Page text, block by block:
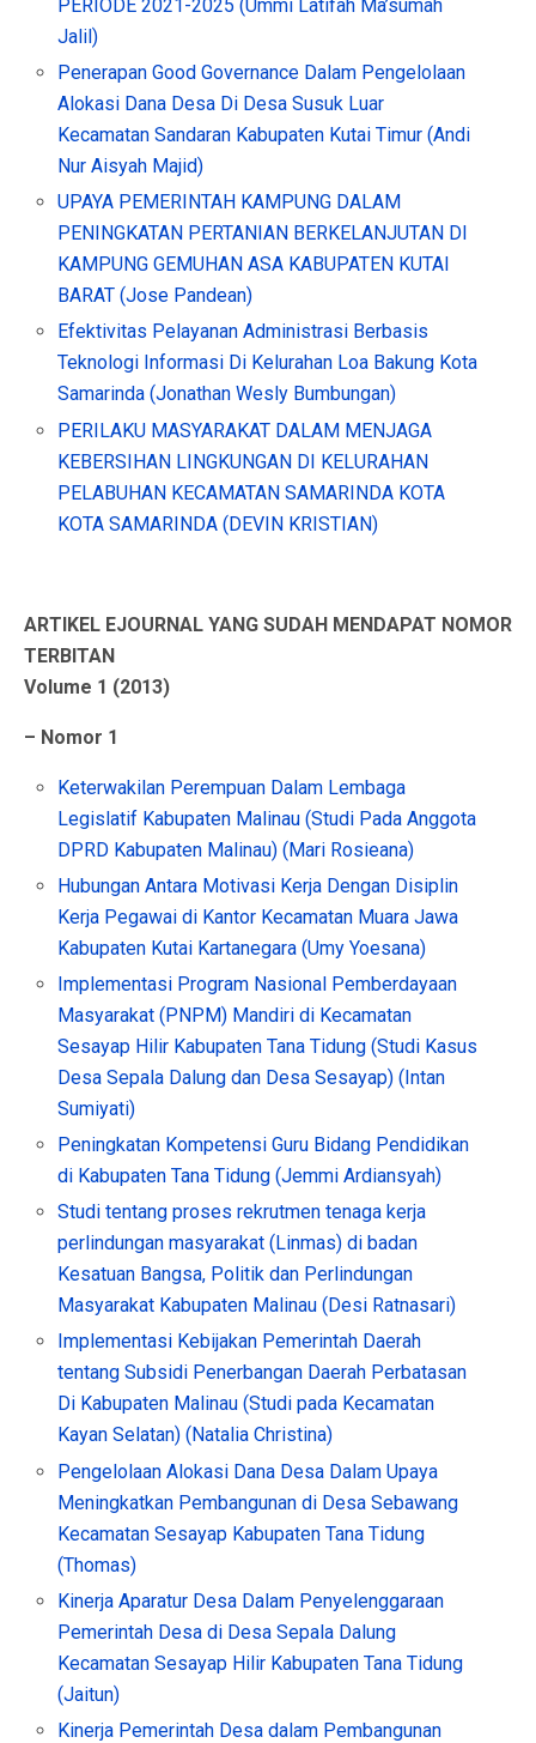
PERIODE 2021-2025 (Ummi Latifah Ma’sumah
Jalil)
Penerapan Good Governance Dalam Pengelolaan
Alokasi Dana Desa Di Desa Susuk Luar
Kecamatan Sandaran Kabupaten Kutai Timur (Andi
Nur Aisyah Majid)
UPAYA PEMERINTAH KAMPUNG DALAM
PENINGKATAN PERTANIAN BERKELANJUTAN DI
KAMPUNG GEMUHAN ASA KABUPATEN KUTAI
BARAT (Jose Pandean)
Efektivitas Pelayanan Administrasi Berbasis
Teknologi Informasi Di Kelurahan Loa Bakung Kota
Samarinda (Jonathan Wesly Bumbungan)
PERILAKU MASYARAKAT DALAM MENJAGA
KEBERSIHAN LINGKUNGAN DI KELURAHAN
PELABUHAN KECAMATAN SAMARINDA KOTA
KOTA SAMARINDA (DEVIN KRISTIAN)
ARTIKEL EJOURNAL YANG SUDAH MENDAPAT NOMOR
TERBITAN
Volume 1 (2013)
– Nomor 1
Keterwakilan Perempuan Dalam Lembaga
Legislatif Kabupaten Malinau (Studi Pada Anggota
DPRD Kabupaten Malinau) (Mari Rosieana)
Hubungan Antara Motivasi Kerja Dengan Disiplin
Kerja Pegawai di Kantor Kecamatan Muara Jawa
Kabupaten Kutai Kartanegara (Umy Yoesana)
Implementasi Program Nasional Pemberdayaan
Masyarakat (PNPM) Mandiri di Kecamatan
Sesayap Hilir Kabupaten Tana Tidung (Studi Kasus
Desa Sepala Dalung dan Desa Sesayap) (Intan
Sumiyati)
Peningkatan Kompetensi Guru Bidang Pendidikan
di Kabupaten Tana Tidung (Jemmi Ardiansyah)
Studi tentang proses rekrutmen tenaga kerja
perlindungan masyarakat (Linmas) di badan
Kesatuan Bangsa, Politik dan Perlindungan
Masyarakat Kabupaten Malinau (Desi Ratnasari)
Implementasi Kebijakan Pemerintah Daerah
tentang Subsidi Penerbangan Daerah Perbatasan
Di Kabupaten Malinau (Studi pada Kecamatan
Kayan Selatan) (Natalia Christina)
Pengelolaan Alokasi Dana Desa Dalam Upaya
Meningkatkan Pembangunan di Desa Sebawang
Kecamatan Sesayap Kabupaten Tana Tidung
(Thomas)
Kinerja Aparatur Desa Dalam Penyelenggaraan
Pemerintah Desa di Desa Sepala Dalung
Kecamatan Sesayap Hilir Kabupaten Tana Tidung
(Jaitun)
Kinerja Pemerintah Desa dalam Pembangunan